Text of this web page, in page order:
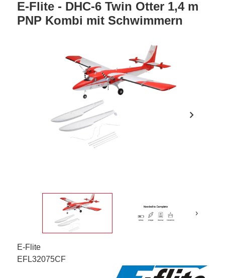
E-Flite - DHC-6 Twin Otter 1,4 m
PNP Kombi mit Schwimmern
chevron_right
›
E-Flite
EFL32075CF